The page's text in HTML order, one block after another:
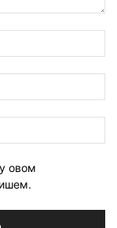
овом